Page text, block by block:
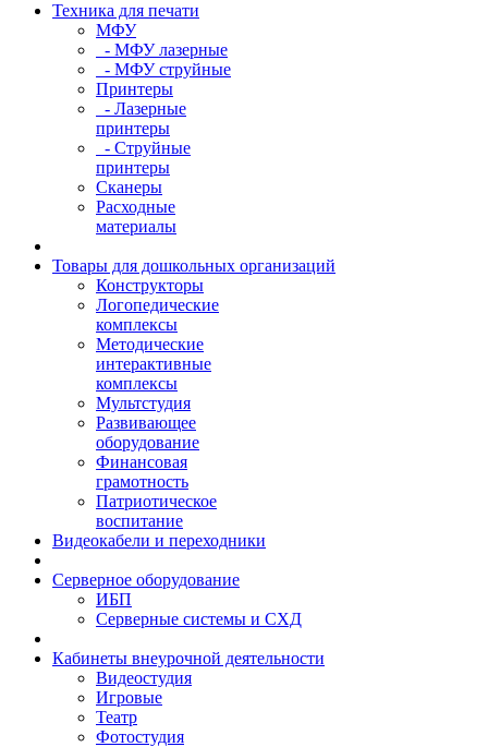
Техника для печати
МФУ
- МФУ лазерные
- МФУ струйные
Принтеры
- Лазерные
принтеры
- Струйные
принтеры
Сканеры
Расходные
материалы
Товары для дошкольных организаций
Конструкторы
Логопедические
комплексы
Методические
интерактивные
комплексы
Мультстудия
Развивающее
оборудование
Финансовая
грамотность
Патриотическое
воспитание
Видеокабели и переходники
Серверное оборудование
ИБП
Серверные системы и СХД
Кабинеты внеурочной деятельности
Видеостудия
Игровые
Театр
Фотостудия